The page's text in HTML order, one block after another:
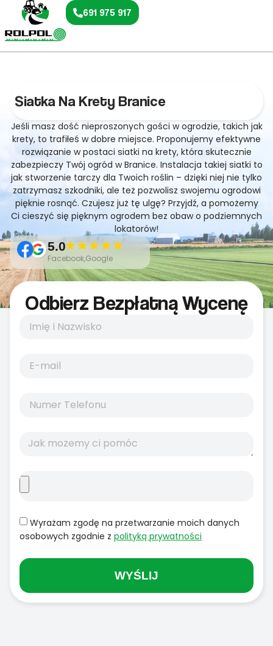
691 975 917
Siatka Na Krety Branice
Jeśli masz dość nieproszonych gości w ogrodzie, takich jak
krety, to trafiłeś w dobre miejsce. Proponujemy efektywne
rozwiązanie w postaci siatki na krety, która skutecznie
zabezpieczy Twój ogród w Branice. Instalacja takiej siatki to
jak stworzenie tarczy dla Twoich roślin – dzięki niej nie tylko
zatrzymasz szkodniki, ale też pozwolisz swojemu ogrodowi
pięknie rosnąć. Czujesz już tę ulgę? Przyjdź, a pomożemy
Ci cieszyć się pięknym ogrodem bez obaw o podziemnych
lokatorów!
5.0
Facebook,Google
Odbierz Bezpłatną Wycenę
Wyrażam zgodę na przetwarzanie moich danych
osobowych zgodnie z polityką prywatności
WYŚLIJ